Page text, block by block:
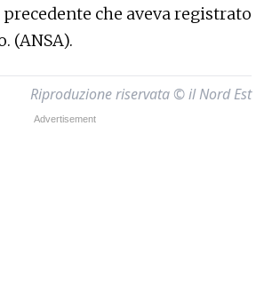
che aveva registrato
(ANSA).
Riproduzione riservata © il Nord Est